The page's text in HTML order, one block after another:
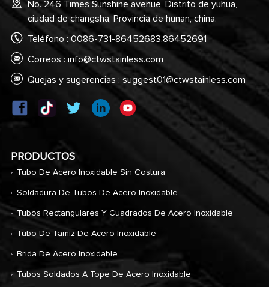
No. 246 Times Sunshine avenue, Distrito de yuhua,
ciudad de changsha, Provincia de hunan, china.
Teléfono : 0086-731-86452683,86452691
Correos : info@ctwstainless.com
Quejas y sugerencias : suggest01@ctwstainless.com
PRODUCTOS
Tubo De Acero Inoxidable Sin Costura
Soldadura De Tubos De Acero Inoxidable
Tubos Rectangulares Y Cuadrados De Acero Inoxidable
Tubo De Tamiz De Acero Inoxidable
Brida De Acero Inoxidable
Tubos Soldados A Tope De Acero Inoxidable